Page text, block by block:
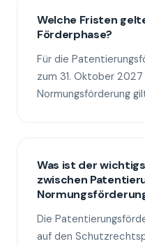
Welche Fristen
Förderphase?
Für die
zum 31. Oktober
Normungsförderung
Was ist der
zwischen
Die
auf den